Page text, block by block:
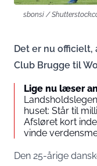
sbonsi /
Det er nu officielt,
Club Brugge til
Lige nu læser
huset: Står til
Afsløret kort
vinde
Den 25-årige